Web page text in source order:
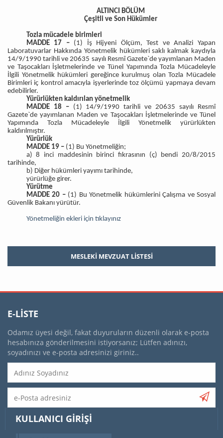
ALTINCI BÖLÜM
Çeşitli ve Son Hükümler
Tozla mücadele birimleri
MADDE 17 –(1) İş Hijyeni Ölçüm, Test ve Analizi Yapan
Laboratuvarlar Hakkında Yönetmelik hükümleri saklı kalmak kaydıyla
14/9/1990 tarihli ve 20635 sayılı Resmî Gazete`de yayımlanan Maden
ve Taşocakları İşletmelerinde ve Tünel Yapımında Tozla Mücadeleyle
İlgili Yönetmelik hükümleri gereğince kurulmuş olan Tozla Mücadele
Birimleri iç kontrol amacıyla işyerlerinde toz ölçümü yapmaya devam
edebilirler.
Yürürlükten kaldırılan yönetmelik
MADDE 18 –(1) 14/9/1990 tarihli ve 20635 sayılı Resmî
Gazete`de yayımlanan Maden ve Taşocakları İşletmelerinde ve Tünel
Yapımında Tozla Mücadeleyle İlgili Yönetmelik yürürlükten
kaldırılmıştır.
Yürürlük
MADDE 19 –(1) Bu Yönetmeliğin;
a) 8 inci maddesinin birinci fıkrasının (ç) bendi 20/8/2015
tarihinde,
b) Diğer hükümleri yayımı tarihinde,
yürürlüğe girer.
Yürütme
MADDE 20 –(1) Bu Yönetmelik hükümlerini Çalışma ve Sosyal
Güvenlik Bakanı yürütür.
Yönetmeliğin ekleri için tıklayınız
MESLEKİ MEVZUAT LİSTESİ
E-LISTE
Odamız üyesi değil, fakat duyuruların düzenli olarak e-posta
hesabınıza gönderilmesini istiyorsanız; Lütfen adınızı,
soyadınızı ve e-posta adresinizi giriniz..
KULLANICI GIRIŞI